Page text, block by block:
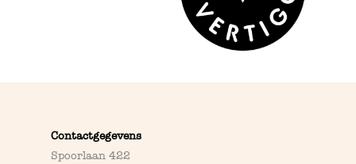
Contactgegevens
Spoorlaan 422